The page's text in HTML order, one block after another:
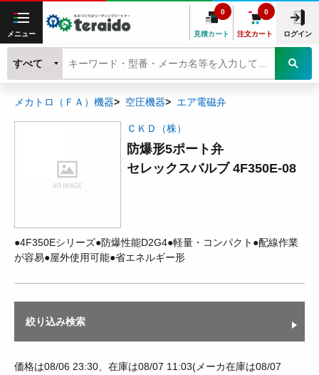
メニュー 見積カート
0
注文カート
0
ログイン
すべて
メカトロ（ＦＡ）機器 空圧機器 エア電磁弁
ＣＫＤ（株）
防爆形5ポート弁
セレックスバルブ 4F350E-08
●4F350Eシリーズ●防爆性能D2G4●軽量・コンパクト●配線作業
が容易●屋外使用可能●省エネルギー形
絞り込み検索
価格は08/06 23:30、在庫は08/07 11:03(メーカ在庫は08/07